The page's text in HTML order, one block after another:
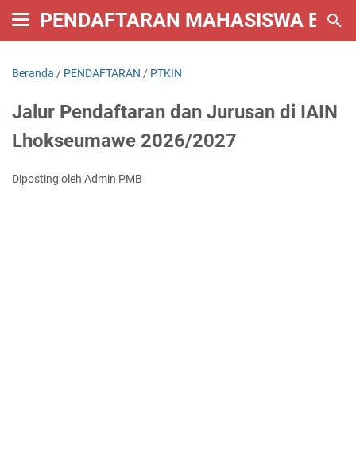
PENDAFTARAN MAHASISWA
Beranda / PENDAFTARAN / PTKIN
Jalur Pendaftaran dan Jurusan di IAIN
Lhokseumawe 2026/2027
Diposting oleh Admin PMB